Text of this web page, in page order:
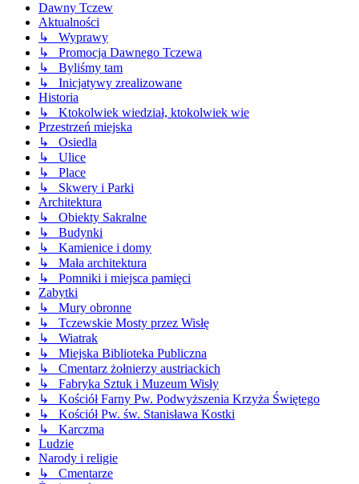
Dawny Tczew
Aktualności
↳ Wyprawy
↳ Promocja Dawnego Tczewa
↳ Byliśmy tam
↳ Inicjatywy zrealizowane
Historia
↳ Ktokolwiek wiedział, ktokolwiek wie
Przestrzeń miejska
↳ Osiedla
↳ Ulice
↳ Place
↳ Skwery i Parki
Architektura
↳ Obiekty Sakralne
↳ Budynki
↳ Kamienice i domy
↳ Mała architektura
↳ Pomniki i miejsca pamięci
Zabytki
↳ Mury obronne
↳ Tczewskie Mosty przez Wisłę
↳ Wiatrak
↳ Miejska Biblioteka Publiczna
↳ Cmentarz żołnierzy austriackich
↳ Fabryka Sztuk i Muzeum Wisły
↳ Kościół Farny Pw. Podwyższenia Krzyża Świętego
↳ Kościół Pw. św. Stanisława Kostki
↳ Karczma
Ludzie
Narody i religie
↳ Cmentarze